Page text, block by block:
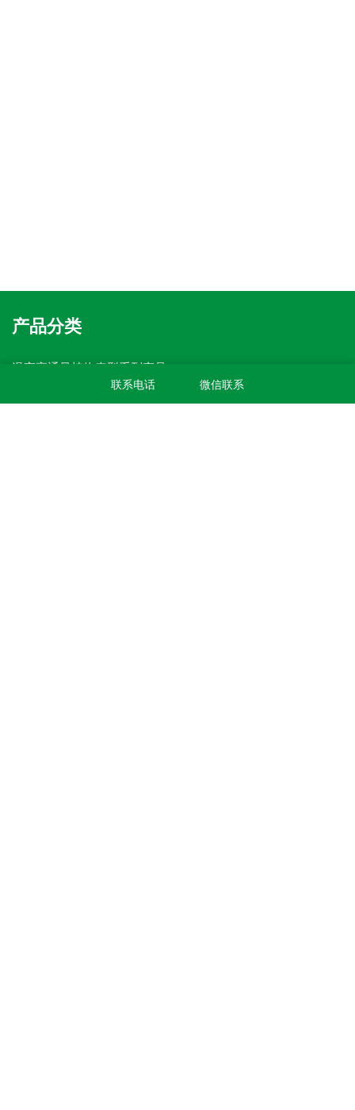
产品分类
温室高通量植物表型系列产品
盆载植物表型采集分析系统
无人机农业监测及表型解析系统
无人车式高通量表型采集分析平台
联系电话 微信联系